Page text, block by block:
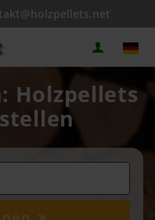
Holzpellets